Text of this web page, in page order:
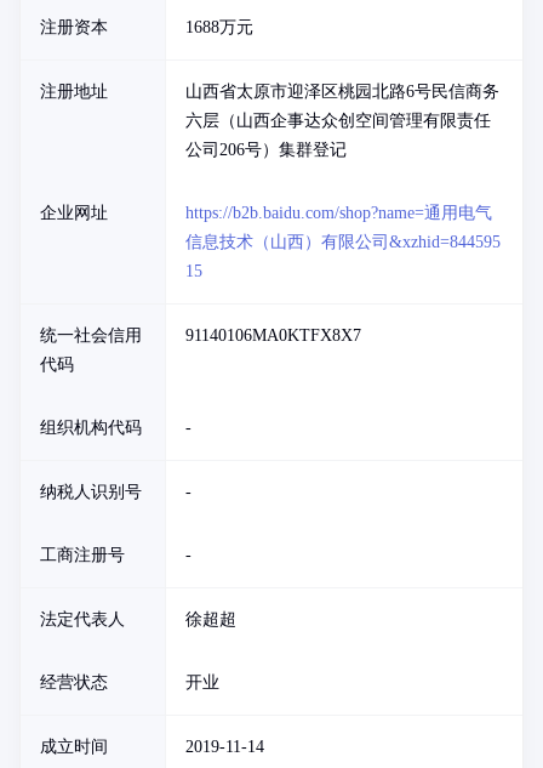
注册资本 1688万元
注册地址
山西省太原市迎泽区桃园北路6号民信商务
六层（山西企事达众创空间管理有限责任
公司206号）集群登记
企业网址
https://b2b.baidu.com/shop?name=通用电气
信息技术（山西）有限公司&xzhid=844595
15
统一社会信用
代码
91140106MA0KTFX8X7
组织机构代码 -
纳税人识别号 -
工商注册号 -
法定代表人 徐超超
经营状态 开业
成立时间 2019-11-14